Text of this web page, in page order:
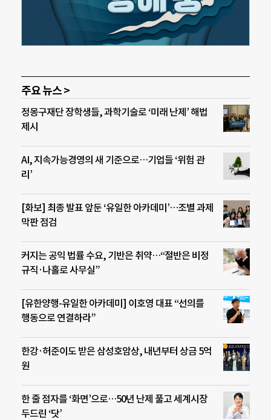
주요 뉴스 >
정몽구재단 장학생들, 과학기술로 ‘미래 난제’ 해법
제시
AI, 지속가능경영의 새 기준으로…기업들 ‘위험 관
리’
[화보] 최종 발표 앞둔 ‘유일한 아카데미’…조별 과제
막판 점검
커지는 공익 법률 수요, 기반은 취약…“절반은 비정
규직·나홀로 사무실”
[유한양행-유일한 아카데미] 이호영 대표 “선의를
행동으로 연결하라”
한강·허준이도 받은 삼성호암상, 내년부터 상금 5억
원
한 줄 점자를 ‘화면’으로…50년 난제 풀고 세계시장
두드린 ‘닷’